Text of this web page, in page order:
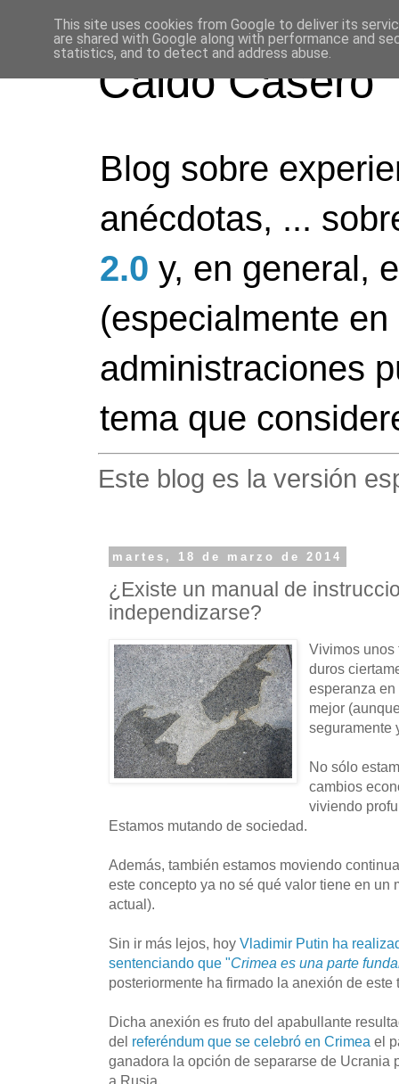
Caldo Casero
Blog sobre
anécdotas, ...
2.0 y, en general,
(especialmente
administraciones
tema que
Este blog es la versión
martes, 18 de marzo de 2014
¿Existe un manual de
independizarse?
Vivimos unos
duros
esperanza
mejor
seguramente
No sólo
cambios
viviendo
Estamos mutando de sociedad.
Además, también estamos moviendo
este concepto ya no sé qué valor tiene en un
actual).
Sin ir más lejos, hoy Vladimir Putin ha
sentenciando que "Crimea es una parte
posteriormente ha firmado la anexión de este
Dicha anexión es fruto del apabullante
del referéndum que se celebró en Crimea el
ganadora la opción de separarse de Ucrania
a Rusia.
This site uses cookies from Google to deliver its
are shared with Google along with performance and
statistics, and to detect and address abuse.